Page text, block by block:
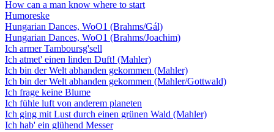
How can a man know where to start
Humoreske
Hungarian Dances, WoO1 (Brahms/Gál)
Hungarian Dances, WoO1 (Brahms/Joachim)
Ich armer Tamboursg'sell
Ich atmet' einen linden Duft! (Mahler)
Ich bin der Welt abhanden gekommen (Mahler)
Ich bin der Welt abhanden gekommen (Mahler/Gottwald)
Ich frage keine Blume
Ich fühle luft von anderem planeten
Ich ging mit Lust durch einen grünen Wald (Mahler)
Ich hab' ein glühend Messer